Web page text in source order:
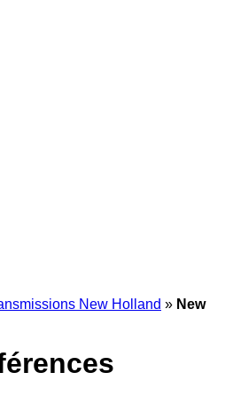
New Holland » New